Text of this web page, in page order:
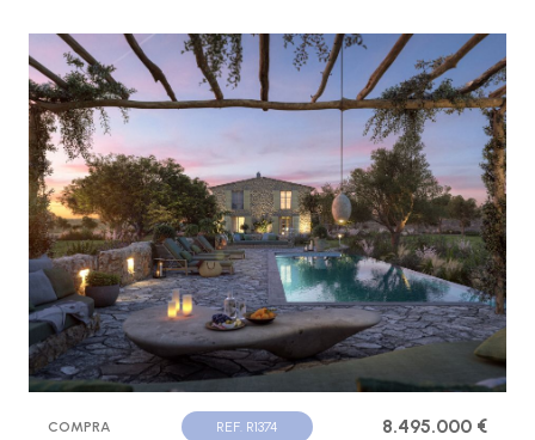
COMPRA REF. R1374 8.495.000 €